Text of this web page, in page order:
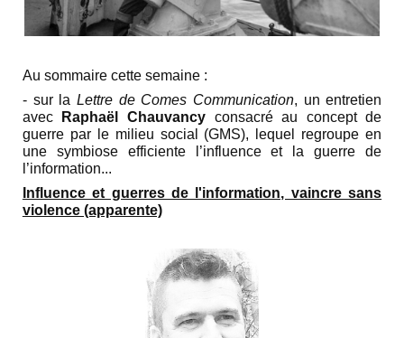
Au sommaire cette semaine :
- sur la Lettre de Comes Communication, un entretien
avec
Raphaël Chauvancyconsacré au concept de
guerre par le milieu social (GMS), lequel regroupe en
une symbiose efficiente l’influence et la guerre de
l’information...
Influence et guerres de l'information, vaincre sans
violence (apparente)